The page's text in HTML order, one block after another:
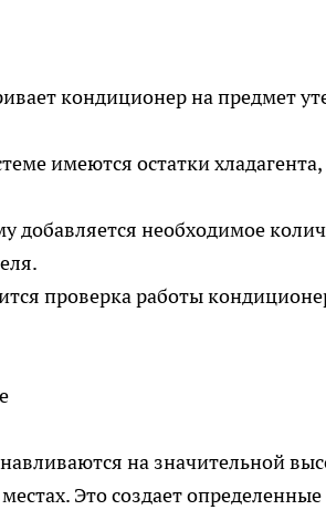
кондиционер на предмет
имеются остатки
добавляется необходимое
проверка работы
на значительной
Это создает